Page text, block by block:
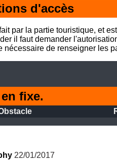
d'accès
par la partie touristique, et
il faut demander
nécessaire de renseigner les
fixe.
22/01/2017